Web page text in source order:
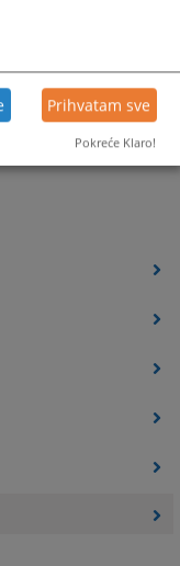
Prihvatam sve
Pokreće Klaro!